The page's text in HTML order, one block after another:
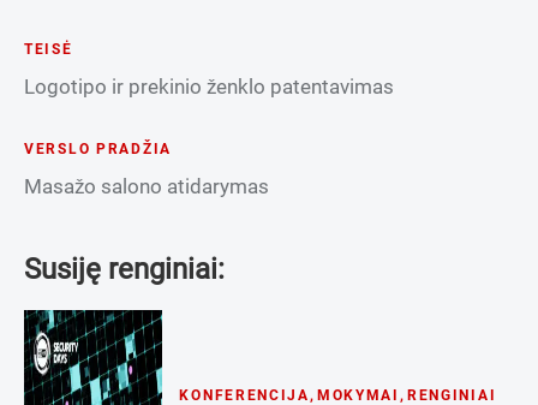
TEISĖ
Logotipo ir prekinio ženklo patentavimas
VERSLO PRADŽIA
Masažo salono atidarymas
Susiję renginiai:
KONFERENCIJA , MOKYMAI , RENGINIAI